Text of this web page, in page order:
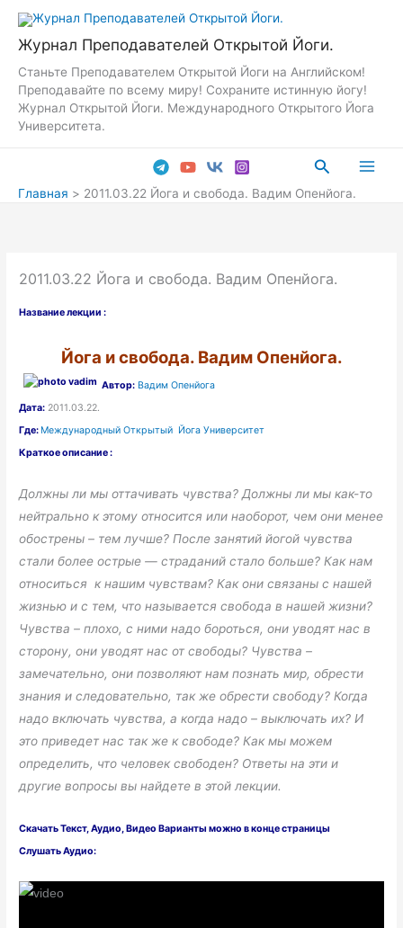
Перейти
содержимому
Журнал Преподавателей Открытой Йоги.
Станьте Преподавателем Открытой Йоги на Английском!
Преподавайте по всему миру! Сохраните истинную йогу!
Журнал Открытой Йоги. Международного Открытого Йога
Университета.
Поиск
Главная 2011.03.22 Йога и свобода. Вадим Опенйога.
2011.03.22 Йога и свобода. Вадим Опенйога.
Название лекции :
Йога и свобода. Вадим Опенйога.
Автор: Вадим Опенйога
Дата: 2011.03.22.
Где: Международный Открытый Йога Университет
Краткое описание :
Должны ли мы оттачивать чувства? Должны ли мы как-то
нейтрально к этому относится или наоборот, чем они менее
обострены – тем лучше? После занятий йогой чувства
стали более острые — страданий стало больше? Как нам
относиться к нашим чувствам? Как они связаны с нашей
жизнью и с тем, что называется свобода в нашей жизни?
Чувства – плохо, с ними надо бороться, они уводят нас в
сторону, они уводят нас от свободы? Чувства –
замечательно, они позволяют нам познать мир, обрести
знания и следовательно, так же обрести свободу? Когда
надо включать чувства, а когда надо – выключать их? И
это приведет нас так же к свободе? Как мы можем
определить, что человек свободен? Ответы на эти и
другие вопросы вы найдете в этой лекции.
СкачатьТекст,Аудио, Видео Варианты можно в конце страницы
Слушать Аудио: